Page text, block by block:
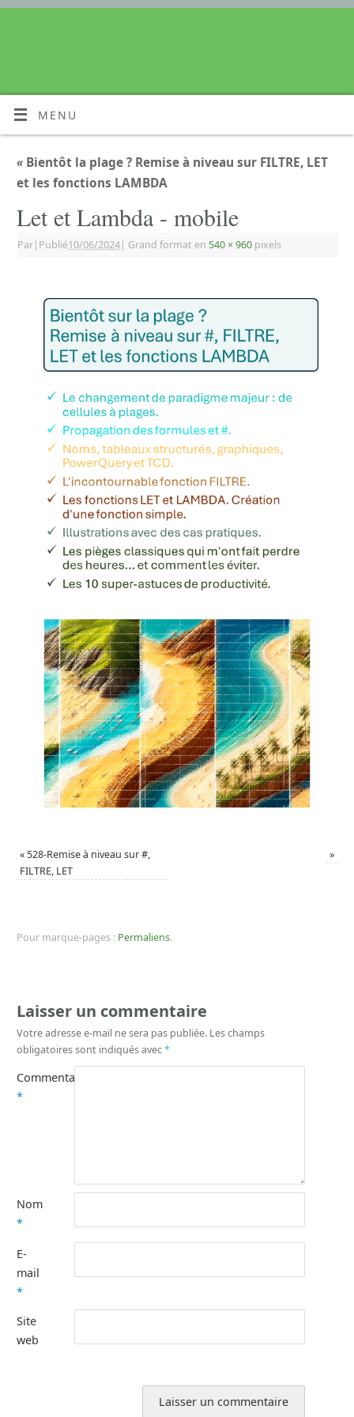
MENU
« Bientôt la plage ? Remise à niveau sur FILTRE, LET
et les fonctions LAMBDA
Let et Lambda - mobile
Par| Publié10/06/2024| Grand format en 540 × 960 pixels
«528-Remise à niveau sur #,
FILTRE, LET
»
Pour marque-pages : Permaliens.
Laisser un commentaire
Votre adresse e-mail ne sera pas publiée. Les champs
obligatoires sont indiqués avec*
Commentaire
*
Nom
*
E-
mail
*
Site
web